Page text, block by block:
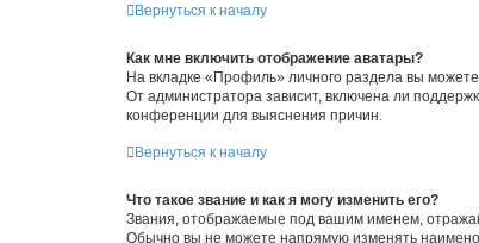
Вернуться к началу
Как мне включить отображение аватары?
На вкладке «Профиль» личного раздела вы
От администратора зависит, включена ли
конференции для выяснения причин.
Вернуться к началу
Что такое звание и как я могу изменить его?
Звания, отображаемые под вашим именем,
Обычно вы не можете напрямую изменять